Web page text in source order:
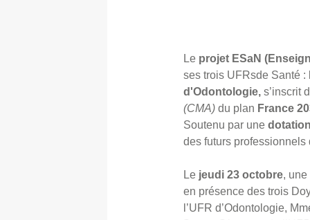
Le projet ESaN
ses trois UFRsde Santé :
d'Odontologie,s’inscrit
(CMA) du plan France
Soutenu par une
des futurs
Le jeudi 23 octobre, une
en présence des trois
l’UFR d’Odontologie,